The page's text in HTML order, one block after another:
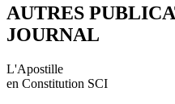
AUTRES
JOURNAL
L'Apostille
en Constitution SCI